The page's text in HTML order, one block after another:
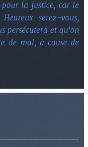
pour la justice, car le
serez-vous,
persécutera et qu'on
de mal, à cause de